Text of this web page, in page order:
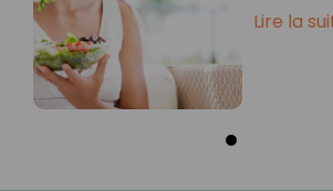
Lire la